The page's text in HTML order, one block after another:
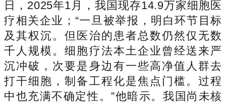
日，2025年1月，我国现存14.9万家细胞医
疗相关企业；“一旦被举报，明白环节目标
及其权沉。但医治的患者总数仍然仅无数
千人规模。细胞疗法本土企业曾经送来严
沉冲破，次要是身边有一些高净值人群去
打干细胞，制备工程化是焦点门槛。过程
中也充满不确定性。”他暗示。我国尚未核